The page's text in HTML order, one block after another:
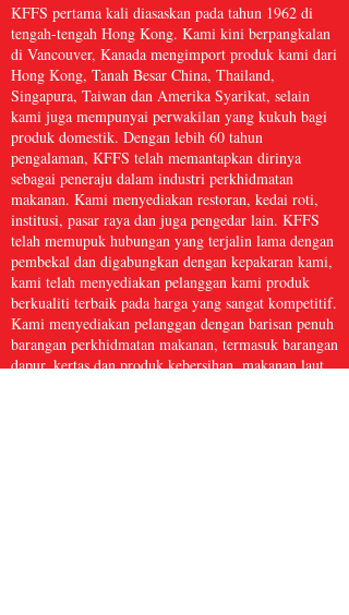
KFFS pertama kali diasaskan pada tahun 1962 di
tengah-tengah Hong Kong. Kami kini berpangkalan
di Vancouver, Kanada mengimport produk kami dari
Hong Kong, Tanah Besar China, Thailand,
Singapura, Taiwan dan Amerika Syarikat, selain
kami juga mempunyai perwakilan yang kukuh bagi
produk domestik. Dengan lebih 60 tahun
pengalaman, KFFS telah memantapkan dirinya
sebagai peneraju dalam industri perkhidmatan
makanan. Kami menyediakan restoran, kedai roti,
institusi, pasar raya dan juga pengedar lain. KFFS
telah memupuk hubungan yang terjalin lama dengan
pembekal dan digabungkan dengan kepakaran kami,
kami telah menyediakan pelanggan kami produk
berkualiti terbaik pada harga yang sangat kompetitif.
Kami menyediakan pelanggan dengan barisan penuh
barangan perkhidmatan makanan, termasuk barangan
dapur, kertas dan produk kebersihan, makanan laut